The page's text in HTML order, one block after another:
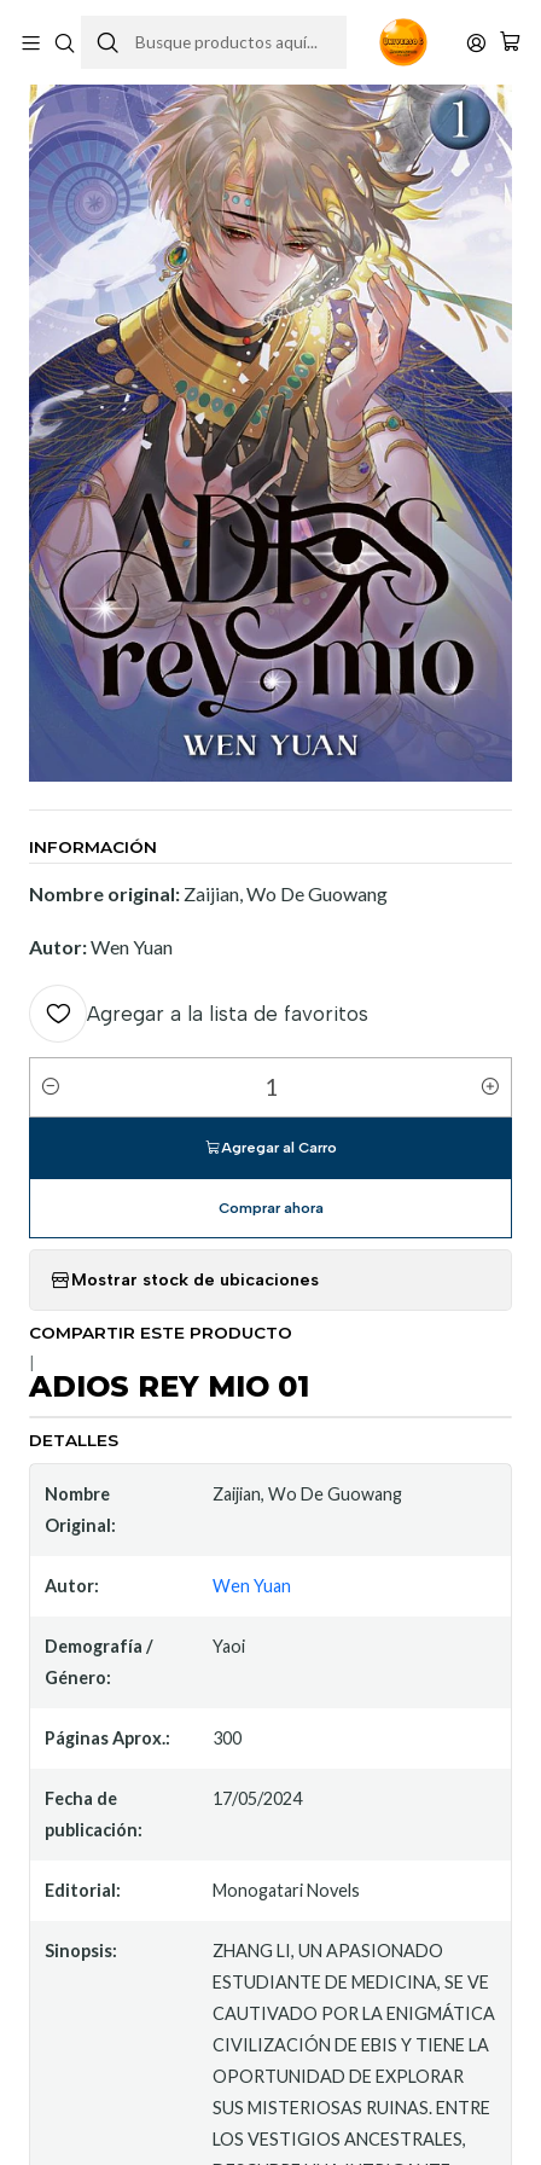
INFORMACIÓN
Nombre original: Zaijian, Wo De Guowang
Autor:Wen Yuan
Agregar a la lista de favoritos
Cantidad
Agregar al Carro
Comprar ahora
Mostrar stock de ubicaciones
COMPARTIR ESTE PRODUCTO
ADIOS REY MIO 01
DETALLES
Nombre
Original:
Zaijian, Wo De Guowang
Autor: Wen Yuan
Demografía /
Género:
Yaoi
Páginas Aprox.: 300
Fecha de
publicación:
17/05/2024
Editorial: Monogatari Novels
Sinopsis:
ZHANG LI, UN APASIONADO
ESTUDIANTE DE MEDICINA, SE VE
CAUTIVADO POR LA ENIGMÁTICA
CIVILIZACIÓN DE EBIS Y TIENE LA
OPORTUNIDAD DE EXPLORAR
SUS MISTERIOSAS RUINAS. ENTRE
LOS VESTIGIOS ANCESTRALES,